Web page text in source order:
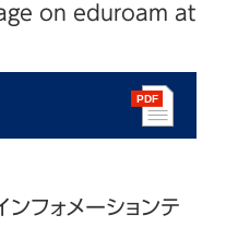
on eduroam at
フォメーションテ